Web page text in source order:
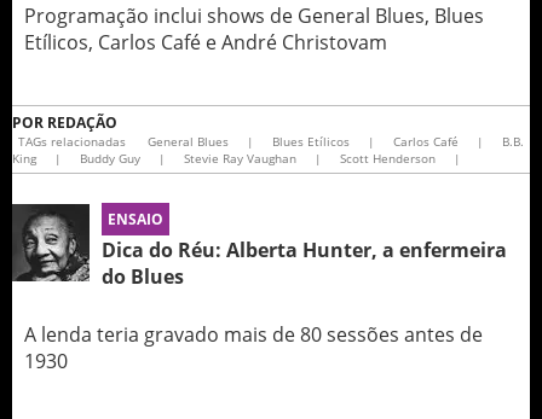
Programação inclui shows de General Blues, Blues
Etílicos, Carlos Café e André Christovam
POR REDAÇÃO
TAGs relacionadas General Blues | Blues Etílicos | Carlos Café |
B.B.
King
| Buddy Guy | Stevie Ray Vaughan | Scott Henderson |
ENSAIO
Dica do Réu: Alberta Hunter, a enfermeira
do Blues
A lenda teria gravado mais de 80 sessões antes de
1930